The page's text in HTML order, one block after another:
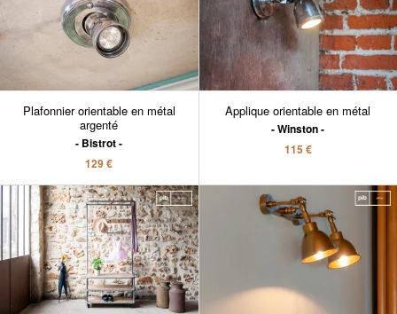
Plafonnier orientable en métal
argenté
Bistrot
129 €
Applique orientable en métal
Winston
115 €